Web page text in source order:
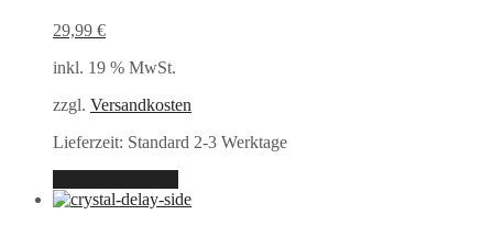
29,99 €
inkl. 19 % MwSt.
zzgl. Versandkosten
Lieferzeit: Standard 2-3 Werktage